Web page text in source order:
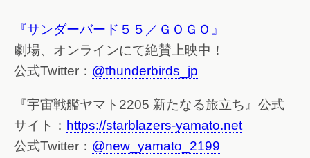
『サンダーバード５５／ＧＯＧＯ』
劇場、オンラインにて絶賛上映中！
公式Twitter： @thunderbirds_jp
『宇宙戦艦ヤマト2205 新たなる旅立ち』公式
サイト： https://starblazers-yamato.net
公式Twitter： @new_yamato_2199